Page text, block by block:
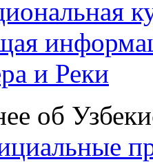
и Реки
об